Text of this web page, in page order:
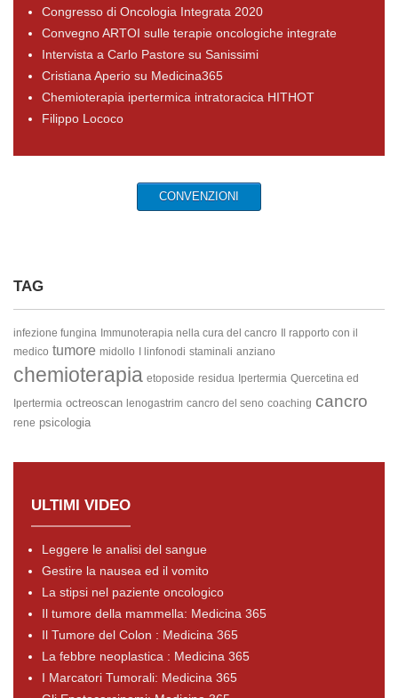
Congresso di Oncologia Integrata 2020
Convegno ARTOI sulle terapie oncologiche integrate
Intervista a Carlo Pastore su Sanissimi
Cristiana Aperio su Medicina365
Chemioterapia ipertermica intratoracica HITHOT
Filippo Lococo
CONVENZIONI
TAG
infezione fungina Immunoterapia nella cura del cancro
Il rapporto con il
medico tumore midollo I linfonodi staminali anziano
chemioterapia etoposide residua Ipertermia Quercetina ed
Ipertermia octreoscan lenogastrim cancro del seno coaching cancro
rene psicologia
ULTIMI VIDEO
Leggere le analisi del sangue
Gestire la nausea ed il vomito
La stipsi nel paziente oncologico
Il tumore della mammella: Medicina 365
Il Tumore del Colon : Medicina 365
La febbre neoplastica : Medicina 365
I Marcatori Tumorali: Medicina 365